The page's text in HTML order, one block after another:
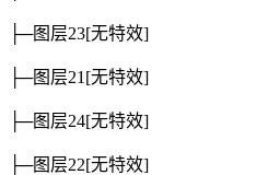
├─图层23[无特效]
├─图层21 [无特效]
├─图层24[无特效]
├─图层22[无特效]